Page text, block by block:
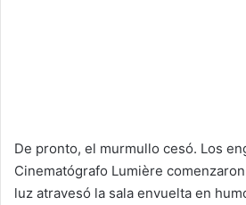
De pronto, el murmullo cesó. Los
Cinematógrafo Lumière
luz atravesó la sala envuelta en